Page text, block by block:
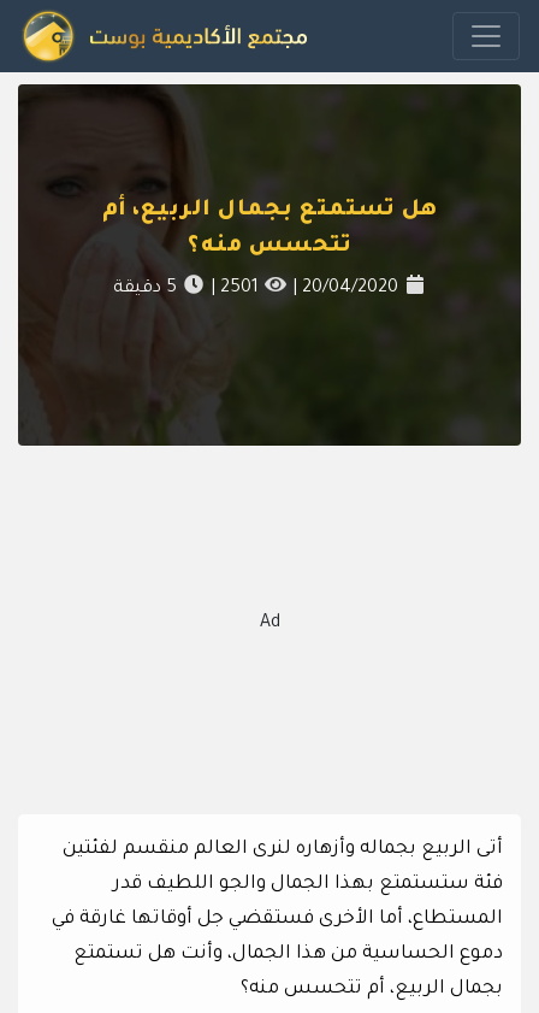
هل تستمتع بجمال الربيع، أم
تتحسس منه؟
20/04/2020
5 دقيقة
Ad
أتى الربيع بجماله وأزهاره لنرى العالم منقسم لفئتين
فئة ستستمتع بهذا الجمال والجو اللطيف قدر
المستطاع، أما الأخرى فستقضي جل أوقاتها غارقة في
دموع الحساسية من هذا الجمال، وأنت هل تستمتع
بجمال الربيع، أم تتحسس منه؟